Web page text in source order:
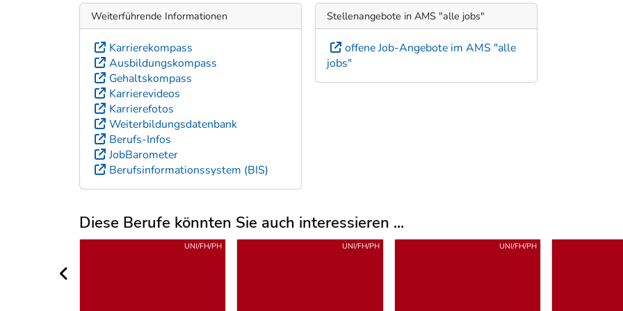
Weiterführende Informationen
Karrierekompass
Ausbildungskompass
Gehaltskompass
Karrierevideos
Karrierefotos
Weiterbildungsdatenbank
Berufs-Infos
JobBarometer
Berufsinformationssystem (BIS)
Stellenangebote in AMS "alle jobs"
offene Job-Angebote im AMS "alle
jobs"
Diese Berufe könnten Sie auch interessieren ...
Uber weitere Berufsvorschläge
UNI/FH/PH UNI/FH/PH UNI/FH/PH